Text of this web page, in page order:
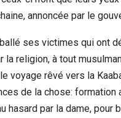
annoncée par le
ses victimes qui ont
la religion, à tout
voyage rêvé vers la
de la chose: formation
hasard par la dame, pour